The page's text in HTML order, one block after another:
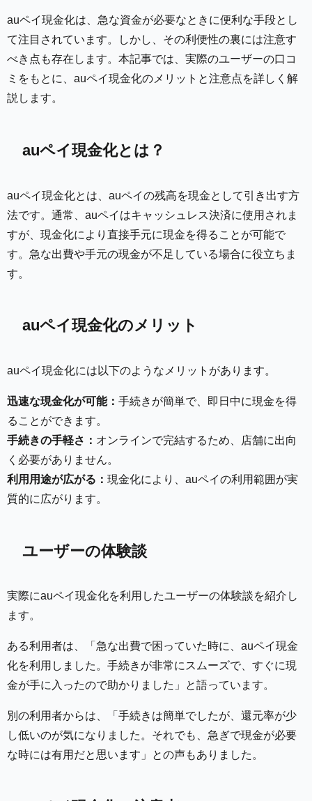
auペイ現金化は、急な資金が必要なときに便利な手段とし
て注目されています。しかし、その利便性の裏には注意す
べき点も存在します。本記事では、実際のユーザーの口コ
ミをもとに、auペイ現金化のメリットと注意点を詳しく解
説します。
auペイ現金化とは？
auペイ現金化とは、auペイの残高を現金として引き出す方
法です。通常、auペイはキャッシュレス決済に使用されま
すが、現金化により直接手元に現金を得ることが可能で
す。急な出費や手元の現金が不足している場合に役立ちま
す。
auペイ現金化のメリット
auペイ現金化には以下のようなメリットがあります。
迅速な現金化が可能： 手続きが簡単で、即日中に現金を得
ることができます。
手続きの手軽さ： オンラインで完結するため、店舗に出向
く必要がありません。
利用用途が広がる： 現金化により、auペイの利用範囲が実
質的に広がります。
ユーザーの体験談
実際にauペイ現金化を利用したユーザーの体験談を紹介し
ます。
ある利用者は、「急な出費で困っていた時に、auペイ現金
化を利用しました。手続きが非常にスムーズで、すぐに現
金が手に入ったので助かりました」と語っています。
別の利用者からは、「手続きは簡単でしたが、還元率が少
し低いのが気になりました。それでも、急ぎで現金が必要
な時には有用だと思います」との声もありました。